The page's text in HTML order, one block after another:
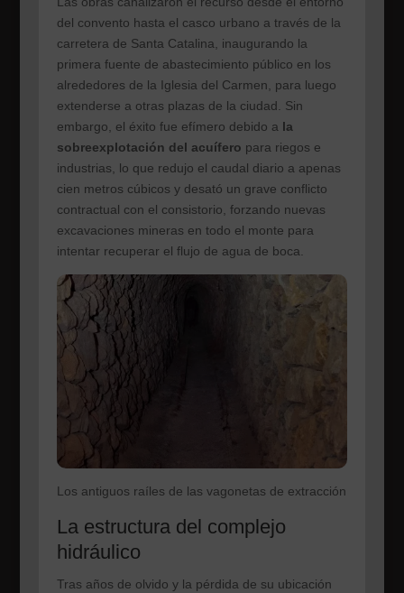
del convento hasta el casco urbano a través de la
carretera de Santa Catalina, inaugurando la
primera fuente de abastecimiento público en los
alrededores de la Iglesia del Carmen, para luego
extenderse a otras plazas de la ciudad. Sin
embargo, el éxito fue efímero debido a la
sobreexplotación del acuífero para riegos e
industrias, lo que redujo el caudal diario a apenas
cien metros cúbicos y desató un grave conflicto
contractual con el consistorio, forzando nuevas
excavaciones mineras en todo el monte para
intentar recuperar el flujo de agua de boca.
Los antiguos raíles de las vagonetas de extracción
La estructura del complejo
hidráulico
Tras años de olvido y la pérdida de su ubicación